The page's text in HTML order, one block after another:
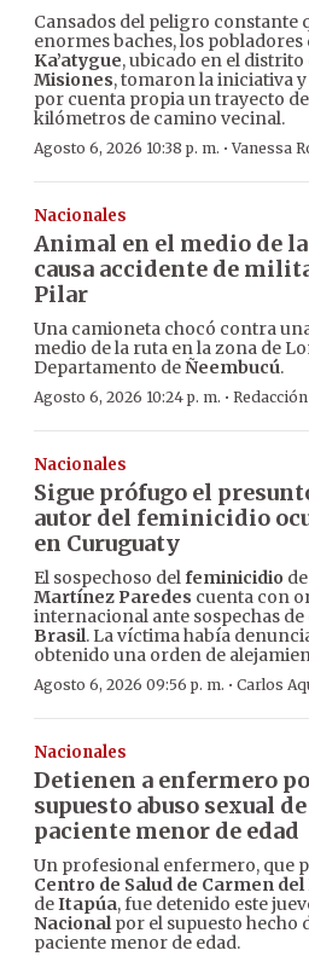
Cansados del peligro constante
enormes baches, los pobladores
Ka’atygue, ubicado en el distrito
Misiones, tomaron la iniciativa
por cuenta propia un trayecto
kilómetros de camino vecinal.
Agosto 6, 2026 10:38 p. m. ·Vanessa
Nacionales
Animal en el medio de
causa accidente de
Pilar
Una camioneta chocó contra
medio de la ruta en la zona de
Departamento deÑeembucú.
Agosto 6, 2026 10:24 p. m. ·
Nacionales
Sigue prófugo el
autor del feminicidio
en Curuguaty
El sospechoso delfeminicidio de
Martínez Paredes cuenta con
internacional ante sospechas
Brasil. La víctima había
obtenido una orden de
Agosto 6, 2026 09:56 p. m. · Carlos
Nacionales
Detienen a enfermero
supuesto abuso sexual
paciente menor de edad
Un profesional enfermero, que
Centro de Salud de Carmen
deItapúa, fue detenido este
Nacionalpor el supuesto hecho
paciente menor de edad.